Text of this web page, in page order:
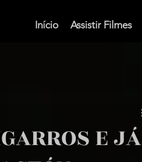
Início Assistir Filmes
E JÁ